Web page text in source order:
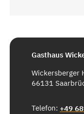
Gasthaus
Wickersberger
66131
Telefon: +49